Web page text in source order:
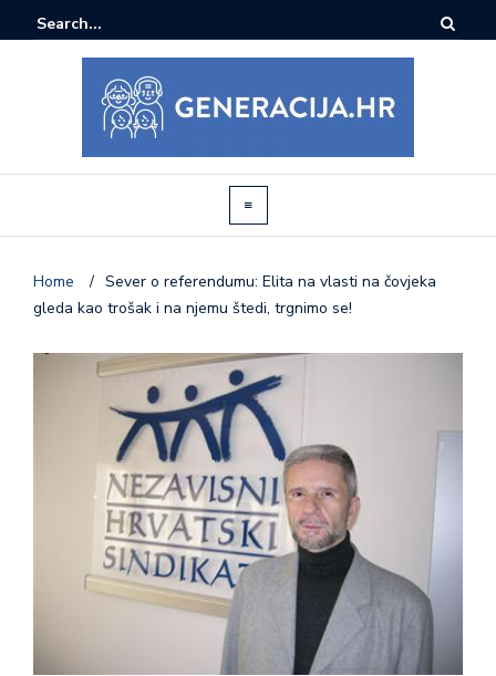
Home / Sever o referendumu: Elita na vlasti na čovjeka
gleda kao trošak i na njemu štedi, trgnimo se!